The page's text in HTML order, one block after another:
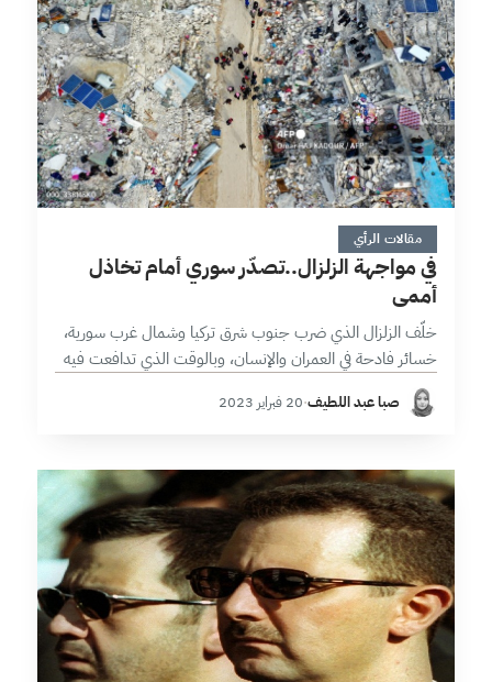
4 دقائق
مقالات الرأي
في مواجهة الزلزال..تصدّر سوري أمام تخاذل
أممي
خلّف الزلزال الذي ضرب جنوب شرق تركيا وشمال غرب سورية،
خسائر فادحة في العمران والإنسان، وبالوقت الذي تدافعت فيه
العديد من الدول لتقديم مساعدات لتركيا، لم تقتصر على الدول
الصديقة…صبا عبد اللطيف·20 فبراير 2023